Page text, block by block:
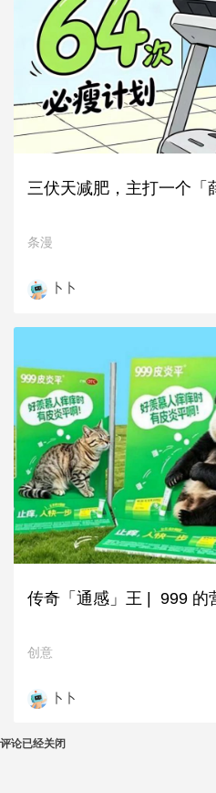
三伏天减肥，主打一个「
条漫
卜卜
传奇「通感」王 | 999 的
创意
卜卜
评论已经关闭